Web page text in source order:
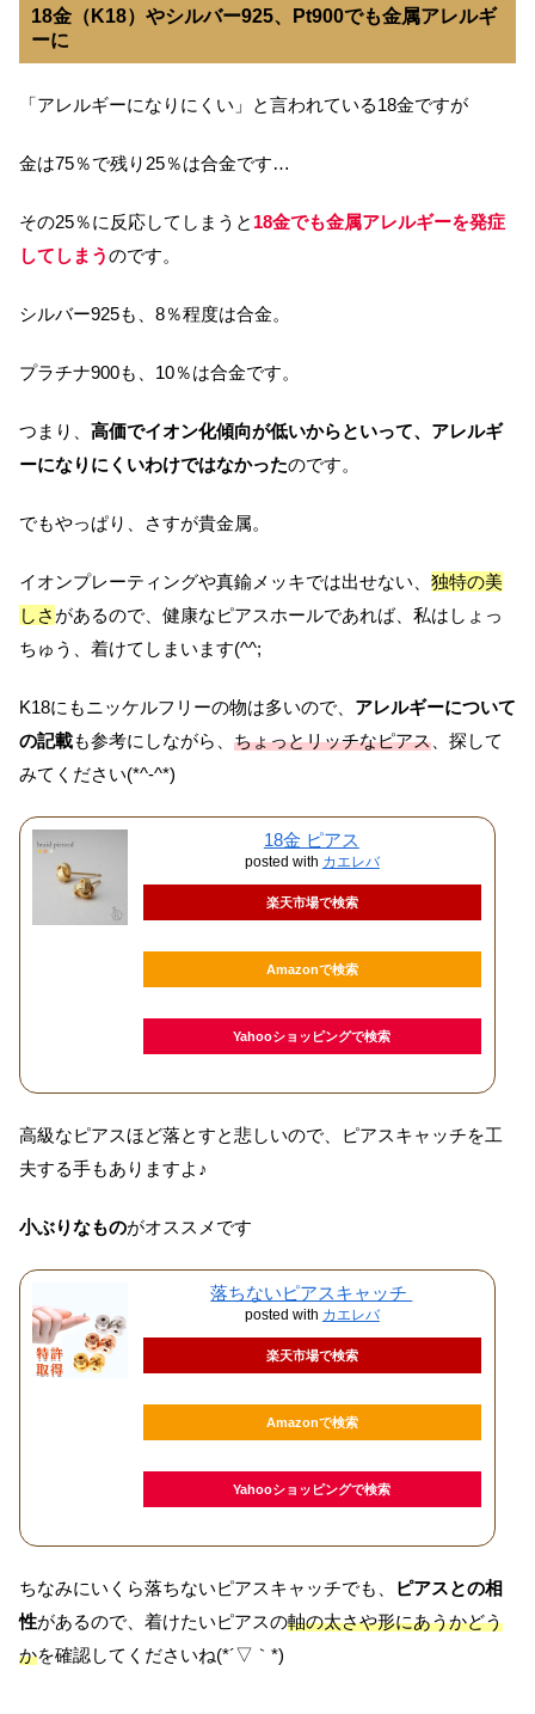
18金（K18）やシルバー925、Pt900でも金属アレルギ
ーに
「アレルギーになりにくい」と言われている18金ですが
金は75％で残り25％は合金です…
その25％に反応してしまうと 18金でも金属アレルギーを発症
してしまうのです。
シルバー925も、8％程度は合金。
プラチナ900も、10％は合金です。
つまり、 高価でイオン化傾向が低いからといって、アレルギ
ーになりにくいわけではなかったのです。
でもやっぱり、さすが貴金属。
イオンプレーティングや真鍮メッキでは出せない、 独特の美
しさ があるので、健康なピアスホールであれば、私はしょっ
ちゅう、着けてしまいます(^^;
K18にもニッケルフリーの物は多いので、 アレルギーについて
の記載も参考にしながら、 ちょっとリッチなピアス 、探して
みてください(*^-^*)
18金 ピアス
posted with カエレバ
楽天市場で検索
Amazonで検索
Yahooショッピングで検索
高級なピアスほど落とすと悲しいので、ピアスキャッチを工
夫する手もありますよ♪
小ぶりなものがオススメです
落ちないピアスキャッチ
posted with カエレバ
楽天市場で検索
Amazonで検索
Yahooショッピングで検索
ちなみにいくら落ちないピアスキャッチでも、
ピアスとの相
性があるので、着けたいピアスの軸の太さや形にあうかどう
かを確認してくださいね(*´▽｀*)